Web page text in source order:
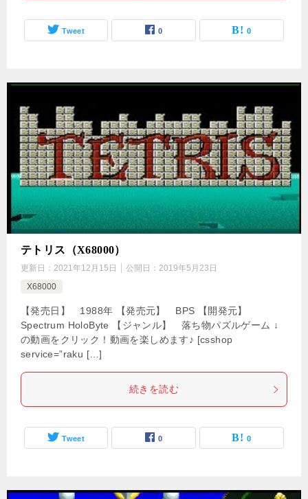
Tweet 0 0
テトリス（X68000）
更新日： 2021年12月15日 公開日： 2019年5月23日
X68000
【発売日】 1988年 【発売元】 BPS 【開発元】
Spectrum HoloByte 【ジャンル】 落ち物パズルゲーム ↓
の動画をクリック！動画を楽しめます♪ [csshop
service=”raku […]
続きを読む
Tweet 0 0